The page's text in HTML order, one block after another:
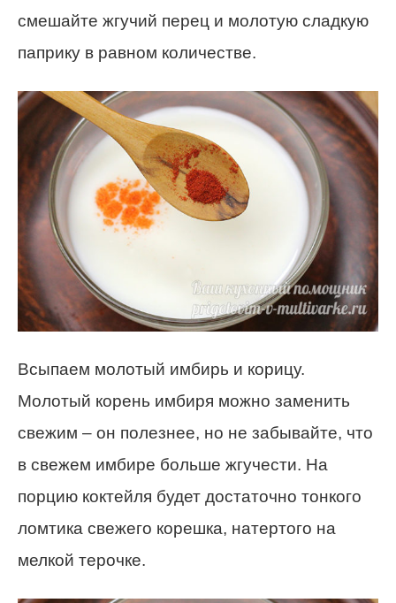
смешайте жгучий перец и молотую сладкую
паприку в равном количестве.
Всыпаем молотый имбирь и корицу.
Молотый корень имбиря можно заменить
свежим – он полезнее, но не забывайте, что
в свежем имбире больше жгучести. На
порцию коктейля будет достаточно тонкого
ломтика свежего корешка, натертого на
мелкой терочке.